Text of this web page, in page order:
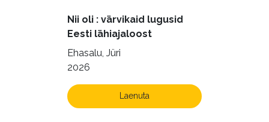
Nii oli : värvikaid lugusid
Eesti lähiajaloost
Ehasalu, Jüri
2026
Laenuta